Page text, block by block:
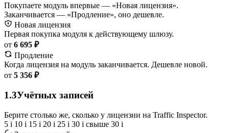
Покупаете модуль впервые — «Новая лицензия».
Заканчивается — «Продление», оно дешевле.
Новая лицензия
Первая покупка модуля к действующему шлюзу.
от 6 695 ₽
Продление
Когда лицензия на модуль заканчивается. Дешевле новой.
от 5 356 ₽
1.3Учётных записей
Берите столько же, сколько у лицензии на Traffic Inspector.
5 i 10 i 15 i 20 i 25 i 30 i свыше 30 i